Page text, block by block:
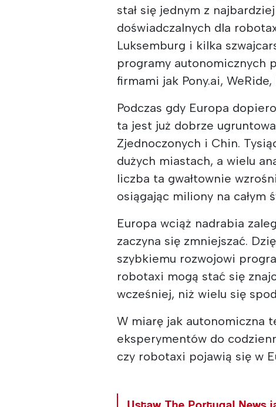
stał się jednym z
doświadczalnych dla
Luksemburg i kilka
programy autonomicznych
firmami jak Pony.ai,
Podczas gdy Europa
ta jest już dobrze
Zjednoczonych i Chin.
dużych miastach, a wielu
liczba ta gwałtownie
osiągając miliony na całym
Europa wciąż nadrabia
zaczyna się zmniejszać.
szybkiemu rozwojowi
robotaxi mogą stać się
wcześniej, niż wielu się
W miarę jak autonomiczna
eksperymentów do
czy robotaxi pojawią się w